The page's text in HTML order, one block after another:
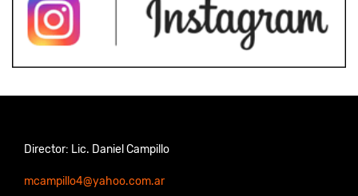
Director: Lic. Daniel Campillo
mcampillo4@yahoo.com.ar